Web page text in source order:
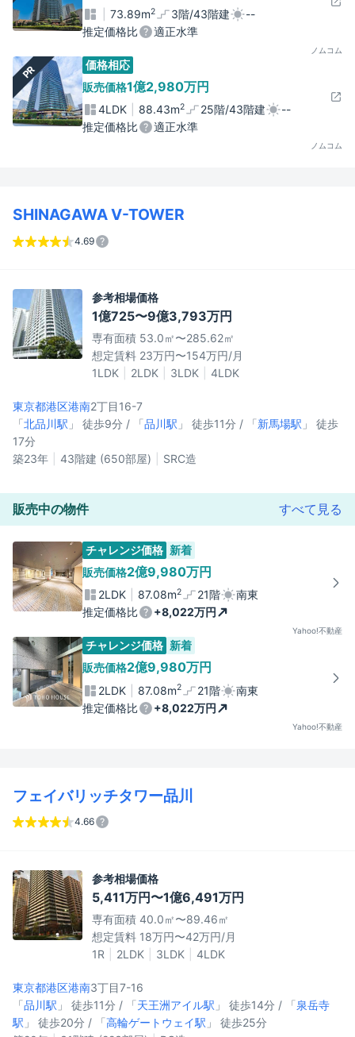
73.89m2 3階/43階建
--
推定価格比
適正水準
ノムコム
PR
価格相応
販売価格1億2,980万円
4LDK 88.43m2 25階/43階建
--
推定価格比
適正水準
ノムコム
SHINAGAWA V-TOWER
4.69
参考相場価格
1億725〜9億3,793万円
専有面積 53.0㎡〜285.62㎡
想定賃料 23万円〜154万円/月
1LDK
2LDK 3LDK 4LDK
東京都港区港南2丁目16-7
「北品川駅 」 徒歩9分 / 「品川駅 」 徒歩11分 / 「新馬場駅 」 徒歩
17分
築23年
43階建 (650部屋) SRC造
販売中の物件 すべて見る
チャレンジ価格 新着
販売価格2億9,980万円
2LDK 87.08m2 21階
南東
推定価格比
+8,022万円
Yahoo!不動産
チャレンジ価格 新着
販売価格2億9,980万円
2LDK 87.08m2 21階
南東
推定価格比
+8,022万円
Yahoo!不動産
フェイバリッチタワー品川
4.66
参考相場価格
5,411万円〜1億6,491万円
専有面積 40.0㎡〜89.46㎡
想定賃料 18万円〜42万円/月
1R
2LDK 3LDK 4LDK
東京都港区港南3丁目7-16
「品川駅 」 徒歩11分 / 「天王洲アイル駅 」 徒歩14分 / 「泉岳寺
駅 」 徒歩20分 / 「高輪ゲートウェイ駅 」 徒歩25分